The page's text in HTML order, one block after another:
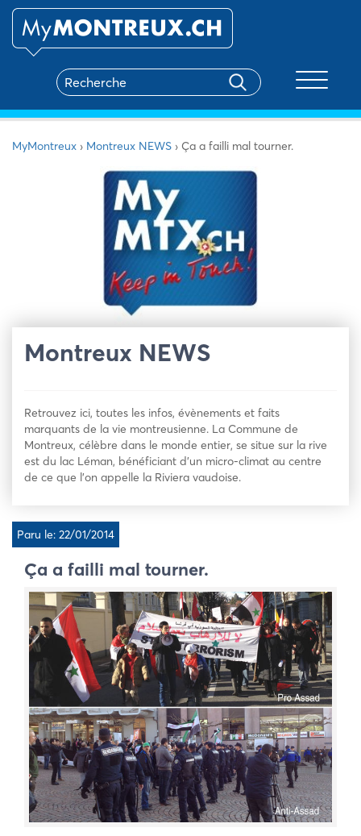
MyMontreux › Montreux NEWS › Ça a failli mal tourner.
Montreux NEWS
Retrouvez ici, toutes les infos, évènements et faits
marquants de la vie montreusienne. La Commune de
Montreux, célèbre dans le monde entier, se situe sur la rive
est du lac Léman, bénéficiant d’un micro-climat au centre
de ce que l’on appelle la Riviera vaudoise.
Paru le: 22/01/2014
Ça a failli mal tourner.